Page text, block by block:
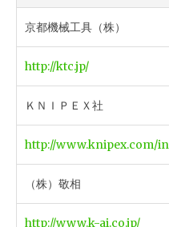
京都機械工具（株）
http://ktc.jp/
ＫＮＩＰＥＸ社
http://www.knipex.com/
（株）敬相
http://www.k-ai.co.jp/